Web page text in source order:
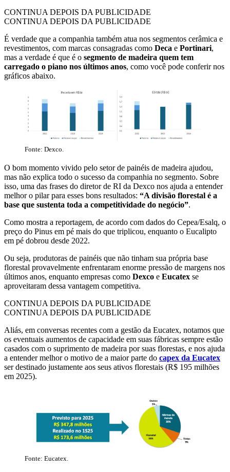
CONTINUA DEPOIS DA PUBLICIDADE
CONTINUA DEPOIS DA PUBLICIDADE
É verdade que a companhia também atua nos segmentos cerâmica e
revestimentos, com marcas consagradas como Deca e Portinari,
mas a verdade é que é o segmento de madeira quem tem
carregado o piano nos últimos anos, como você pode conferir nos
gráficos abaixo.
Fonte: Dexco.
O bom momento vivido pelo setor de painéis de madeira ajudou,
mas não explica todo o sucesso da companhia no segmento. Sobre
isso, uma das frases do diretor de RI da Dexco nos ajuda a entender
melhor o pilar para esses bons resultados: “A divisão florestal é a
base que sustenta toda a competitividade do negócio”.
Como mostra a reportagem, de acordo com dados do Cepea/Esalq, o
preço do Pinus em pé mais do que triplicou, enquanto o Eucalipto
em pé dobrou desde 2022.
Ou seja, produtoras de painéis que não tinham sua própria base
florestal provavelmente enfrentaram enorme pressão de margens nos
últimos anos, enquanto empresas como Dexco e Eucatex se
aproveitaram dessa vantagem competitiva.
CONTINUA DEPOIS DA PUBLICIDADE
CONTINUA DEPOIS DA PUBLICIDADE
Aliás, em conversas recentes com a gestão da Eucatex, notamos que
os eventuais aumentos de capacidade em suas fábricas sempre estão
casados com o suprimento de madeira por suas florestas, e nos ajuda
a entender melhor o motivo de a maior parte do capex da Eucatex
ser destinado justamente aos seus ativos florestais (R$ 195 milhões
em 2025).
Fonte: Eucatex.